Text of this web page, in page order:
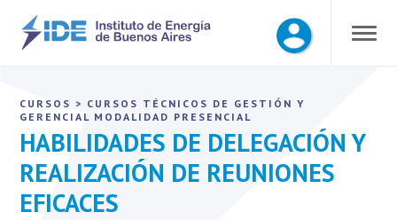
CURSOS > CURSOS TÉCNICOS DE GESTIÓN Y
GERENCIAL MODALIDAD PRESENCIAL
HABILIDADES DE DELEGACIÓN Y
REALIZACIÓN DE REUNIONES
EFICACES